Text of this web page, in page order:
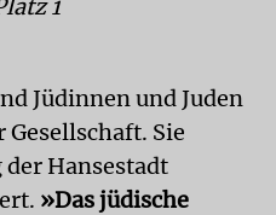
1
Jüdinnen und Juden
Sie
Hansestadt
»Das jüdische